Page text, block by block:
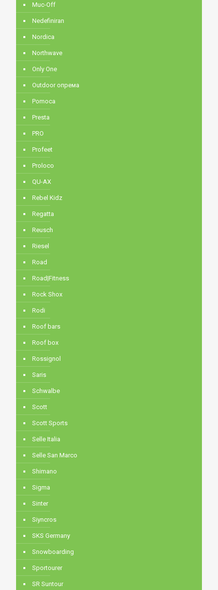
Muc-Off
Nedefiniran
Nordica
Northwave
Only One
Outdoor опрема
Pomoca
Presta
PRO
Profeet
Proloco
QU-AX
Rebel Kidz
Regatta
Reusch
Riesel
Road
Road|Fitness
Rock Shox
Rodi
Roof bars
Roof box
Rossignol
Saris
Schwalbe
Scott
Scott Sports
Selle Italia
Selle San Marco
Shimano
Sigma
Sinter
Siyncros
SKS Germany
Snowboarding
Sportourer
SR Suntour